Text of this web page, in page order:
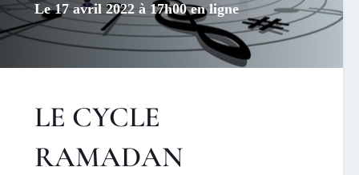
Le 17 avril 2022 à 17h00 en ligne
LE CYCLE
RAMADAN